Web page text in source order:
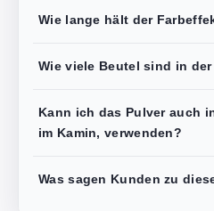
Wie lange hält der
Wie viele Beutel sind in
Kann ich das Pulver auch
im Kamin, verwenden?
Was sagen Kunden zu